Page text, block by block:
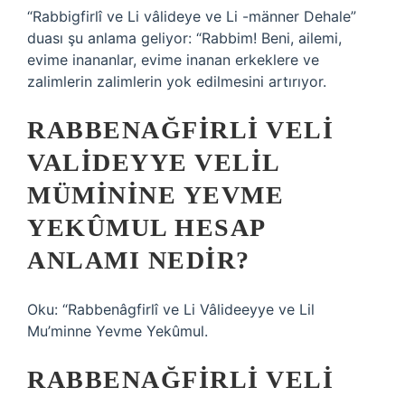
“Rabbigfirlî ve Li vâlideye ve Li -männer Dehale”
duası şu anlama geliyor: “Rabbim! Beni, ailemi,
evime inananlar, evime inanan erkeklere ve
zalimlerin zalimlerin yok edilmesini artırıyor.
RABBENAĞFIRLI VELI
VALIDEYYE VELIL
MÜMININE YEVME
YEKÛMUL HESAP
ANLAMI NEDIR?
Oku: “Rabbenâgfirlî ve Li Vâlideeyye ve Lil
Mu’minne Yevme Yekûmul.
RABBENAĞFIRLI VELI